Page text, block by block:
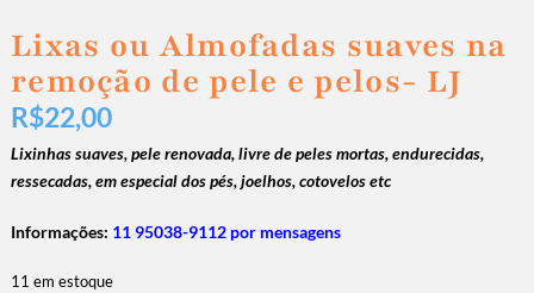
Lixas ou Almofadas suaves na
remoção de pele e pelos- LJ
R$22,00
Lixinhas suaves, pele renovada, livre de peles mortas, endurecidas,
ressecadas, em especial dos pés, joelhos, cotovelos etc
Informações: 11 95038-9112 por mensagens
11 em estoque